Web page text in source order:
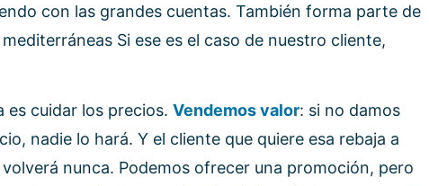
con las grandes cuentas. También forma parte de
Si ese es el caso de nuestro cliente,
es cuidar los precios. Vendemos valor: si no damos
nadie lo hará. Y el cliente que quiere esa rebaja a
nunca. Podemos ofrecer una promoción, pero